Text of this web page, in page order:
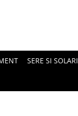
SERE SI SOLARI